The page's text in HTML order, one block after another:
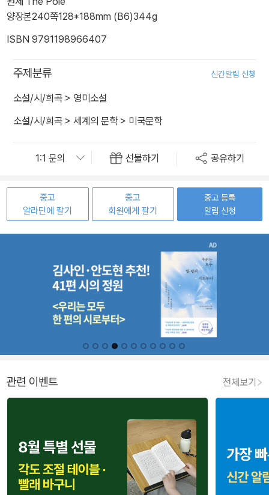
양장본240쪽128*188mm (B6)344g
ISBN 9791198966407
주제분류 신간알림 신청
소설/시/희곡 > 영미소설
소설/시/희곡 > 세계의 문학> 미국문학
선물하기 공유하기
중고
알라딘에 팔기
중고
회원에게 팔기
중고 등록
알림 신청
관련 이벤트 전체보기